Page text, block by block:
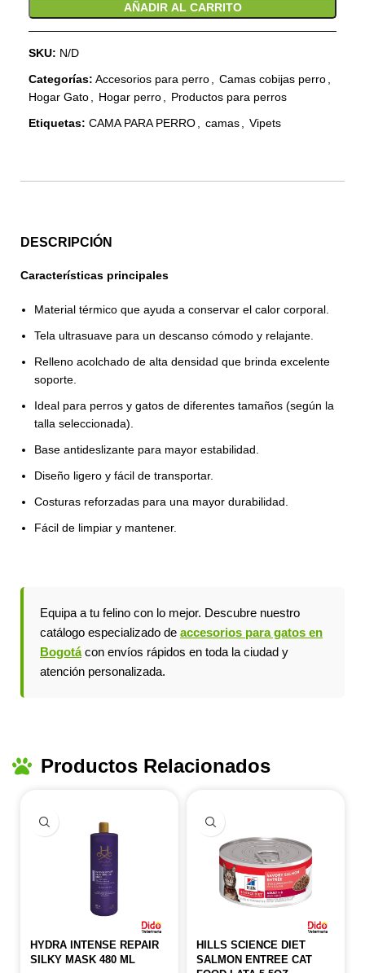
AÑADIR AL CARRITO
SKU: N/D
Categorías: Accesorios para perro Camas cobijas perro
Hogar Gato
Hogar perro
Productos para perros
Etiquetas: CAMA PARA PERRO camas Vipets
DESCRIPCIÓN
Características principales
Material térmico que ayuda a conservar el calor corporal.
Tela ultrasuave para un descanso cómodo y relajante.
Relleno acolchado de alta densidad que brinda excelente
soporte.
Ideal para perros y gatos de diferentes tamaños (según la
talla seleccionada).
Base antideslizante para mayor estabilidad.
Diseño ligero y fácil de transportar.
Costuras reforzadas para una mayor durabilidad.
Fácil de limpiar y mantener.
Equipa a tu felino con lo mejor. Descubre nuestro
catálogo especializado de accesorios para gatos en
Bogotácon envíos rápidos en toda la ciudad y
atención personalizada.
Productos Relacionados
HYDRA INTENSE REPAIR
SILKY MASK 480 ML
HILLS SCIENCE DIET
SALMON ENTREE CAT